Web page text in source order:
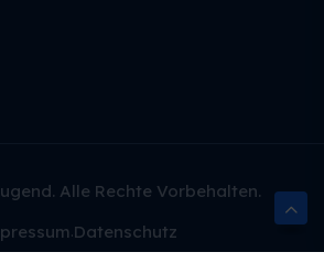
Alle Rechte Vorbehalten.
Datenschutz